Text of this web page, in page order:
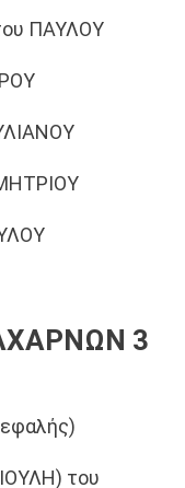
ΠΑΥΛΟΥ
3
του